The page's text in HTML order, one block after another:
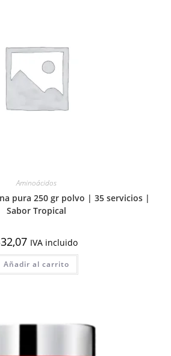
Aminoácidos
pura 250 gr polvo | 35 servicios |
Sabor Tropical
32,07 IVA incluido
Añadir al carrito